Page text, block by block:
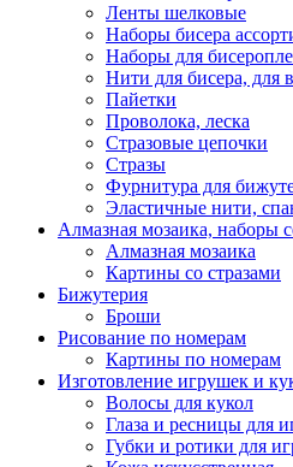
Ленты шелковые
Наборы бисера
Наборы для
Нити для бисера, для
Пайетки
Проволока, леска
Стразовые цепочки
Стразы
Фурнитура для
Эластичные нити,
Алмазная мозаика, наборы
Алмазная мозаика
Картины co стразами
Бижутерия
Броши
Рисование по номерам
Картины по номерам
Изготовление игрушек и
Волосы для кукол
Глаза и ресницы для
Губки и ротики для